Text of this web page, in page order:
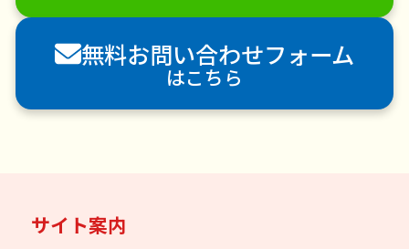
害虫駆除
無料お問い合わせフォーム
はこちら
サイト案内